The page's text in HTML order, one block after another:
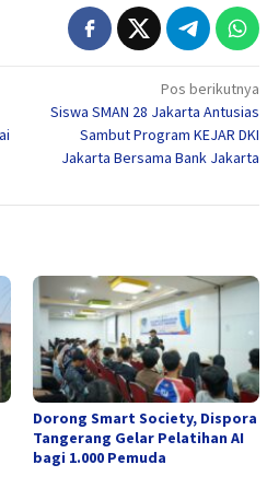
Pos berikutnya
Siswa SMAN 28 Jakarta Antusias
Sambut Program KEJAR DKI
Jakarta Bersama Bank Jakarta
Dorong Smart Society, Dispora
Tangerang Gelar Pelatihan AI
bagi 1.000 Pemuda